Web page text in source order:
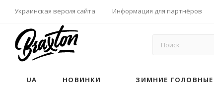
Украинская версия сайта Информация для партнёров
UA НОВИНКИ ЗИМНИЕ